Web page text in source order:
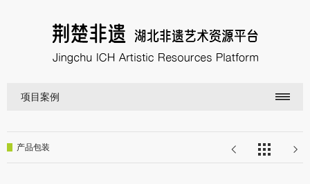
项目案例
产品包装